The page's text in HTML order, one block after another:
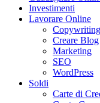
Investimenti
Lavorare Online
Copywriting
Creare Blog
Marketing
SEO
WordPress
Soldi
Carte di